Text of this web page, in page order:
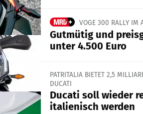
VOGE 300 RALLY IM
Gutmütig und
unter 4.500 Euro
PATRITALIA BIETET 2,5
DUCATI
Ducati soll wieder
italienisch werden